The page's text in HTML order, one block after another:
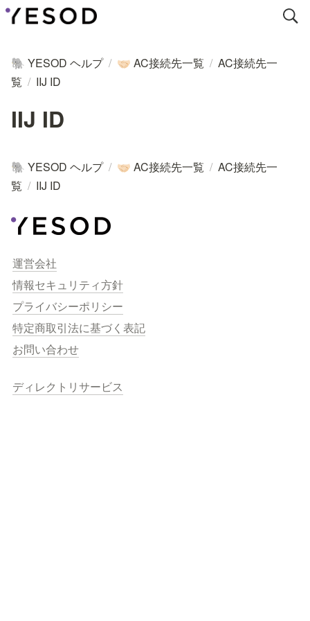
🐘 YESOD ヘルプ / 🤝🏻 AC接続先一覧 / AC接続先一
覧 / IIJ ID
IIJ ID
🐘 YESOD ヘルプ / 🤝🏻 AC接続先一覧 / AC接続先一
覧 / IIJ ID
運営会社
情報セキュリティ方針
プライバシーポリシー
特定商取引法に基づく表記
お問い合わせ
ディレクトリサービス